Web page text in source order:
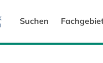
Suchen